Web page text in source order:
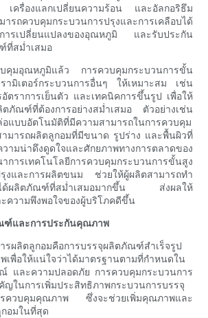
ครื่องแลกเปลี่ยนความร้อน และอัลกอริธึม
รถควบคุมกระบวนการปรุงและการเคลือบได้
รเปลี่ยนแปลงของอุณหภูมิ และรับประกัน
สม่ำเสมอ
บคุมอุณหภูมิแล้ว การควบคุมกระบวนการขั้น
รามิเตอร์กระบวนการอื่นๆ ให้เหมาะสม เช่น
อัตราการเย็นตัว และเทคนิคการขึ้นรูป เพื่อให้
ภัณฑ์ที่ต้องการอย่างสม่ำเสมอ ตัวอย่างเช่น
แบบอัตโนมัติที่มีความสามารถในการควบคุม
มารถผลิตลูกอมที่มีขนาด รูปร่าง และพื้นผิวที่
มน่าดึงดูดใจและศักยภาพทางการตลาดของ
ารเทคโนโลยีการควบคุมกระบวนการขั้นสูง
รุงและการผลิตขนม ช่วยให้ผู้ผลิตสามารถทำ
ได้ผลิตภัณฑ์ที่สม่ำเสมอมากขึ้น ส่งผลให้
ความพึงพอใจของผู้บริโภคดีขึ้น
ฑ์และการประกันคุณภาพ
รผลิตลูกอมคือการบรรจุผลิตภัณฑ์สำเร็จรูป
พื่อให้แน่ใจว่าได้มาตรฐานตามที่กำหนดใน
และความปลอดภัย การควบคุมกระบวนการ
ในการเพิ่มประสิทธิภาพกระบวนการบรรจุ
ควบคุมคุณภาพ ซึ่งจะช่วยเพิ่มคุณภาพและ
อมในที่สุด